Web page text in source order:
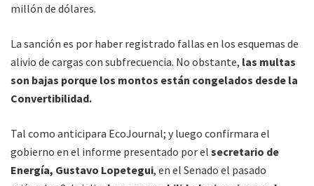
millón de dólares.
La sanción es por haber registrado fallas en los esquemas de
alivio de cargas con subfrecuencia. No obstante, las multas
son bajas porque los montos están congelados desde la
Convertibilidad.
Tal como anticipara EcoJournal; y luego confirmara el
gobierno en el informe presentado por el secretario de
Energía, Gustavo Lopetegui, en el Senado el pasado